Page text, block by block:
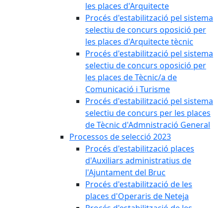
les places d'Arquitecte
Procés d'estabilització pel sistema
selectiu de concurs oposició per
les places d'Arquitecte tècnic
Procés d'estabilització pel sistema
selectiu de concurs oposició per
les places de Tècnic/a de
Comunicació i Turisme
Procés d'estabilització pel sistema
selectiu de concurs per les places
de Tècnic d'Admnistració General
Processos de selecció 2023
Procés d'estabilització places
d'Auxiliars administratius de
l'Ajuntament del Bruc
Procés d'estabilització de les
places d'Operaris de Neteja